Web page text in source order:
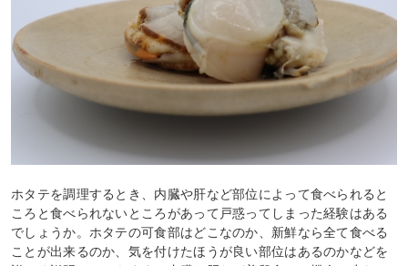
ホタテを調理するとき、内臓や肝など部位によって食べられると
ころと食べられないところがあって戸惑ってしまった経験はある
でしょうか。ホタテの可食部はどこなのか、新鮮なら全て食べる
ことが出来るのか、気を付けたほうが良い部位はあるのかなどを